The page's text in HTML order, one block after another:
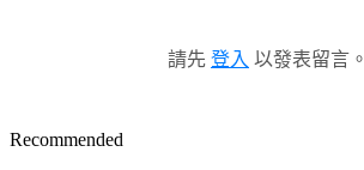
請先 登入 以發表留言。
Recommended